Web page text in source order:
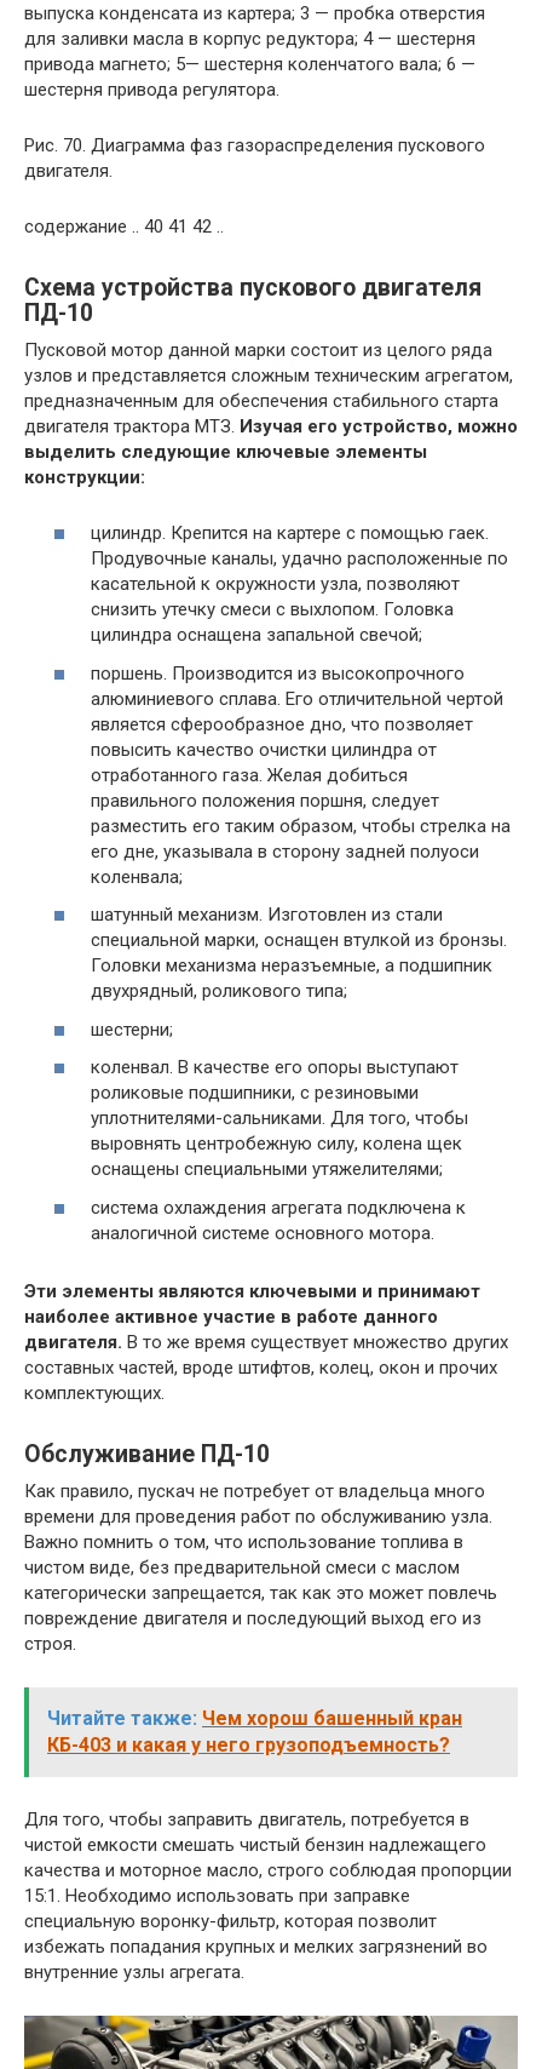
выпуска конденсата из картера; 3 — пробка отверстия
для заливки масла в корпус редуктора; 4 — шестерня
привода магнето; 5— шестерня коленчатого вала; 6 —
шестерня привода регулятора.
Рис. 70. Диаграмма фаз газораспределения пускового
двигателя.
содержание .. 40 41 42 ..
Схема устройства пускового двигателя
ПД-10
Пусковой мотор данной марки состоит из целого ряда
узлов и представляется сложным техническим агрегатом,
предназначенным для обеспечения стабильного старта
двигателя трактора МТЗ. Изучая его устройство, можно
выделить следующие ключевые элементы
конструкции:
цилиндр. Крепится на картере с помощью гаек.
Продувочные каналы, удачно расположенные по
касательной к окружности узла, позволяют
снизить утечку смеси с выхлопом. Головка
цилиндра оснащена запальной свечой;
поршень. Производится из высокопрочного
алюминиевого сплава. Его отличительной чертой
является сферообразное дно, что позволяет
повысить качество очистки цилиндра от
отработанного газа. Желая добиться
правильного положения поршня, следует
разместить его таким образом, чтобы стрелка на
его дне, указывала в сторону задней полуоси
коленвала;
шатунный механизм. Изготовлен из стали
специальной марки, оснащен втулкой из бронзы.
Головки механизма неразъемные, а подшипник
двухрядный, роликового типа;
шестерни;
коленвал. В качестве его опоры выступают
роликовые подшипники, с резиновыми
уплотнителями-сальниками. Для того, чтобы
выровнять центробежную силу, колена щек
оснащены специальными утяжелителями;
система охлаждения агрегата подключена к
аналогичной системе основного мотора.
Эти элементы являются ключевыми и принимают
наиболее активное участие в работе данного
двигателя. В то же время существует множество других
составных частей, вроде штифтов, колец, окон и прочих
комплектующих.
Обслуживание ПД-10
Как правило, пускач не потребует от владельца много
времени для проведения работ по обслуживанию узла.
Важно помнить о том, что использование топлива в
чистом виде, без предварительной смеси с маслом
категорически запрещается, так как это может повлечь
повреждение двигателя и последующий выход его из
строя.
Читайте также: Чем хорош башенный кран
КБ-403 и какая у него грузоподъемность?
Для того, чтобы заправить двигатель, потребуется в
чистой емкости смешать чистый бензин надлежащего
качества и моторное масло, строго соблюдая пропорции
15:1. Необходимо использовать при заправке
специальную воронку-фильтр, которая позволит
избежать попадания крупных и мелких загрязнений во
внутренние узлы агрегата.